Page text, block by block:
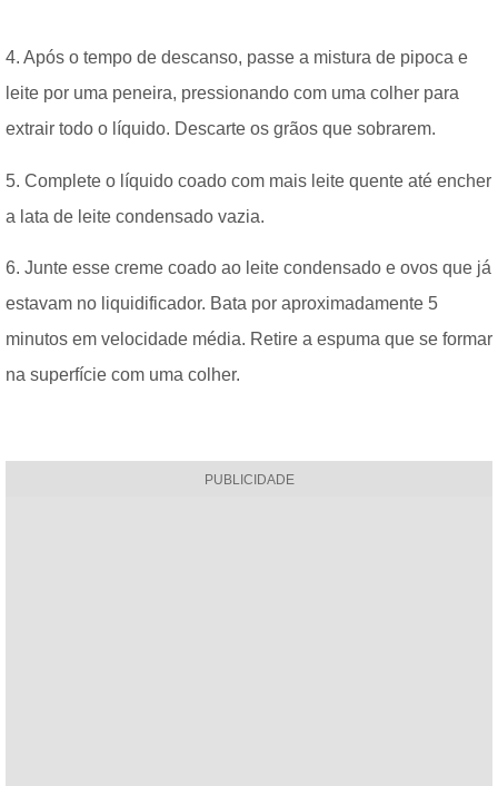
4. Após o tempo de descanso, passe a mistura de pipoca e
leite por uma peneira, pressionando com uma colher para
extrair todo o líquido. Descarte os grãos que sobrarem.
5. Complete o líquido coado com mais leite quente até encher
a lata de leite condensado vazia.
6. Junte esse creme coado ao leite condensado e ovos que já
estavam no liquidificador. Bata por aproximadamente 5
minutos em velocidade média. Retire a espuma que se formar
na superfície com uma colher.
PUBLICIDADE